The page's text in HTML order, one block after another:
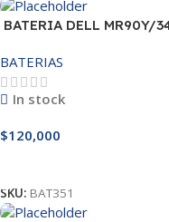
BATERIA DELL MR90Y/
BATERIAS
In stock
$120,000
SKU: BAT351